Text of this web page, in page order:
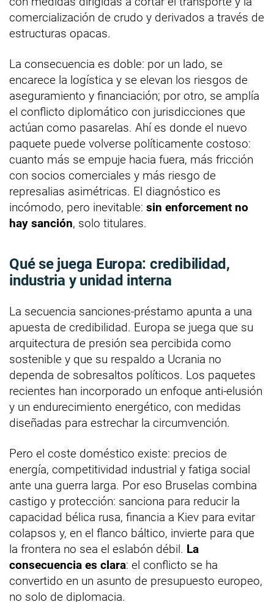
comercialización de crudo y derivados a través de
estructuras opacas.
La consecuencia es doble: por un lado, se
encarece la logística y se elevan los riesgos de
aseguramiento y financiación; por otro, se amplía
el conflicto diplomático con jurisdicciones que
actúan como pasarelas. Ahí es donde el nuevo
paquete puede volverse políticamente costoso:
cuanto más se empuje hacia fuera, más fricción
con socios comerciales y más riesgo de
represalias asimétricas. El diagnóstico es
incómodo, pero inevitable: sin enforcement no
hay sanción, solo titulares.
Qué se juega Europa: credibilidad,
industria y unidad interna
La secuencia sanciones-préstamo apunta a una
apuesta de credibilidad. Europa se juega que su
arquitectura de presión sea percibida como
sostenible y que su respaldo a Ucrania no
dependa de sobresaltos políticos. Los paquetes
recientes han incorporado un enfoque anti-elusión
y un endurecimiento energético, con medidas
diseñadas para estrechar la circumvención.
Pero el coste doméstico existe: precios de
energía, competitividad industrial y fatiga social
ante una guerra larga. Por eso Bruselas combina
castigo y protección: sanciona para reducir la
capacidad bélica rusa, financia a Kiev para evitar
colapsos y, en el flanco báltico, invierte para que
la frontera no sea el eslabón débil. La
consecuencia es clara: el conflicto se ha
convertido en un asunto de presupuesto europeo,
no solo de diplomacia.